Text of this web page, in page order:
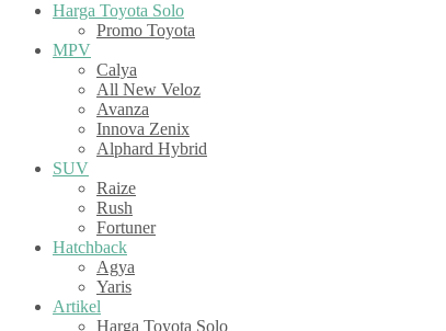
Harga Toyota Solo
Promo Toyota
MPV
Calya
All New Veloz
Avanza
Innova Zenix
Alphard Hybrid
SUV
Raize
Rush
Fortuner
Hatchback
Agya
Yaris
Artikel
Harga Toyota Solo